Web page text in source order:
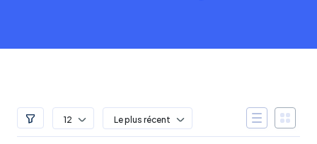
12 Le plus récent